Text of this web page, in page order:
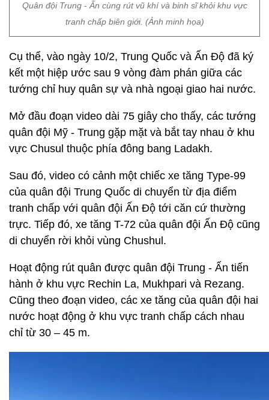
Quân đội Trung - Ấn cùng rút vũ khí và binh sĩ khỏi khu vực
tranh chấp biên giới. (Ảnh minh họa)
Cụ thể, vào ngày 10/2, Trung Quốc và Ấn Độ đã ký
kết một hiệp ước sau 9 vòng đàm phán giữa các
tướng chỉ huy quân sự và nhà ngoại giao hai nước.
Mở đầu đoạn video dài 75 giây cho thấy, các tướng
quân đội Mỹ - Trung gặp mặt và bắt tay nhau ở khu
vực Chusul thuộc phía đông bang Ladakh.
Sau đó, video có cảnh một chiếc xe tăng Type-99
của quân đội Trung Quốc di chuyển từ địa điểm
tranh chấp với quân đội Ấn Độ tới căn cứ thường
trực. Tiếp đó, xe tăng T-72 của quân đội Ấn Độ cũng
di chuyển rời khỏi vùng Chushul.
Hoạt động rút quân được quân đội Trung - Ấn tiến
hành ở khu vực Rechin La, Mukhpari và Rezang.
Cũng theo đoạn video, các xe tăng của quân đội hai
nước hoạt động ở khu vực tranh chấp cách nhau
chỉ từ 30 – 45 m.